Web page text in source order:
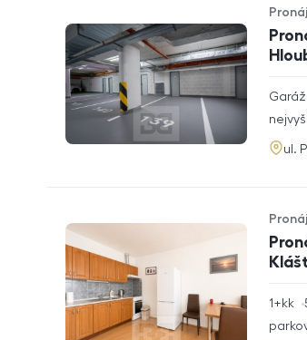
Typ
Typ
funkce
ul.
Typ
Typ
1+kk
funkce